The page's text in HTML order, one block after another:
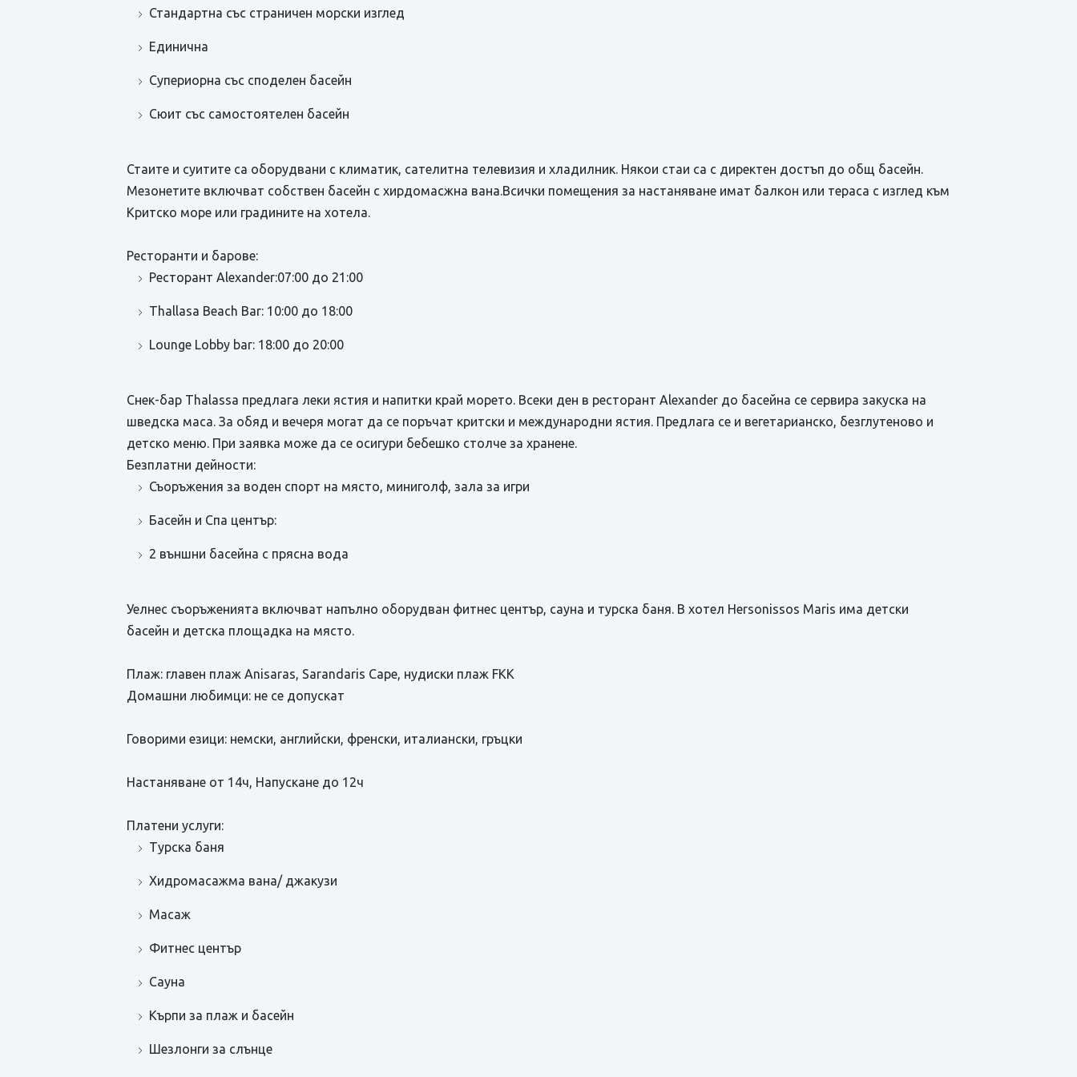
Стандартна със страничен морски изглед
Единична
Супериорна със споделен басейн
Сюит със самостоятелен басейн
Стаите и суитите са оборудвани с климатик, сателитна телевизия и хладилник. Някои стаи са с директен достъп до общ басейн.
Мезонетите включват собствен басейн с хирдомасжна вана.Всички помещения за настаняване имат балкон или тераса с изглед към
Критско море или градините на хотела.
Ресторанти и барове:
Ресторант Alexander:07:00 до 21:00
Thallasa Beach Bar: 10:00 до 18:00
Lounge Lobby bar: 18:00 до 20:00
Снек-бар Thalassa предлага леки ястия и напитки край морето. Всеки ден в ресторант Alexander до басейна се сервира закуска на
шведска маса. За обяд и вечеря могат да се поръчат критски и международни ястия. Предлага се и вегетарианско, безглутеново и
детско меню. При заявка може да се осигури бебешко столче за хранене.
Безплатни дейности:
Съоръжения за воден спорт на място, миниголф, зала за игри
Басейн и Спа център:
2 външни басейна с прясна вода
Уелнес съоръженията включват напълно оборудван фитнес център, сауна и турска баня. В хотел Hersonissos Maris има детски
басейн и детска площадка на място.
Плаж: главен плаж Anisaras, Sarandaris Cape, нудиски плаж FKK
Домашни любимци: не се допускат
Говорими езици: немски, английски, френски, италиански, гръцки
Настаняване от 14ч, Напускане до 12ч
Платени услуги:
Турска баня
Хидромасажма вана/ джакузи
Масаж
Фитнес център
Сауна
Кърпи за плаж и басейн
Шезлонги за слънце